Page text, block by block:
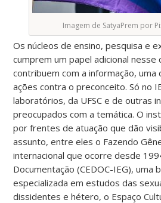
Imagem de SatyaPrem por
Os núcleos de ensino, pesquisa e
cumprem um papel adicional nesse
contribuem com a informação, uma
ações contra o preconceito. Só no
laboratórios, da UFSC e de outras
preocupados com a temática. O
por frentes de atuação que dão
assunto, entre eles o Fazendo
internacional que ocorre desde
Documentação (CEDOC-IEG), uma
especializada em estudos das
dissidentes e hétero, o Espaço